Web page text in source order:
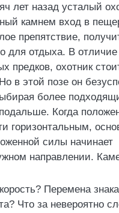
лет назад усталый
камнем вход в
препятствие,
для отдыха. В отличие
предков, охотник
в этой позе он
более
Когда
горизонтальным,
силы начинает
направлении.
Перемена
Что за невероятно